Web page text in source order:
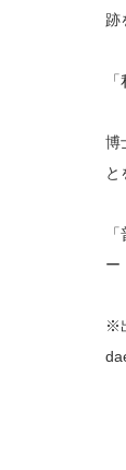
跡
博
と
ー
※